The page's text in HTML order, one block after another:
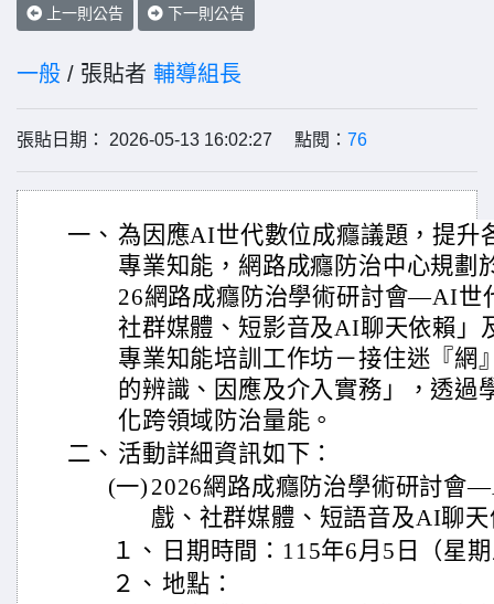
上一則公告 下一則公告
一般 / 張貼者 輔導組長
張貼日期： 2026-05-13 16:02:27 點閱： 76
一、 為因應AI世代數位成癮議題，提升
專業知能，網路成癮防治中心規劃
26網路成癮防治學術研討會—AI世
社群媒體、短影音及AI聊天依賴」
專業知能培訓工作坊－接住迷『網
的辨識、因應及介入實務」，透過
化跨領域防治量能。
二、 活動詳細資訊如下：
(一) 2026網路成癮防治學術研討會
戲、社群媒體、短語音及AI聊
１、
日期時間：115年6月5日（星
２、 地點：